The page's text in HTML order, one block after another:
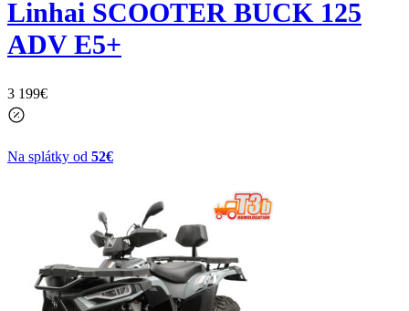
Linhai SCOOTER BUCK 125
ADV E5+
3 199€
Na splátky od 52€